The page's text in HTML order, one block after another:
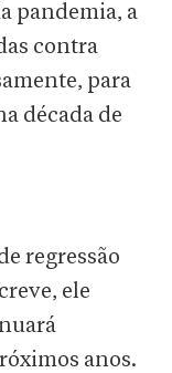
pandemia, a
contra
para
década de
regressão
ele
anos.